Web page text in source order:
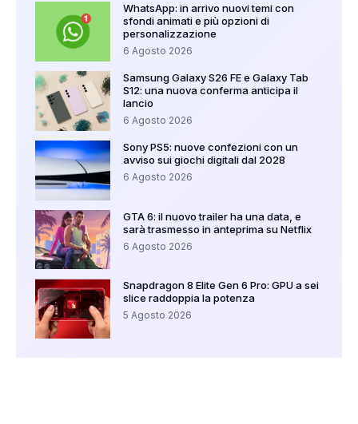
WhatsApp: in arrivo nuovi temi con
sfondi animati e più opzioni di
personalizzazione
6 Agosto 2026
Samsung Galaxy S26 FE e Galaxy Tab
S12: una nuova conferma anticipa il
lancio
6 Agosto 2026
Sony PS5: nuove confezioni con un
avviso sui giochi digitali dal 2028
6 Agosto 2026
GTA 6: il nuovo trailer ha una data, e
sarà trasmesso in anteprima su Netflix
6 Agosto 2026
Snapdragon 8 Elite Gen 6 Pro: GPU a sei
slice raddoppia la potenza
5 Agosto 2026